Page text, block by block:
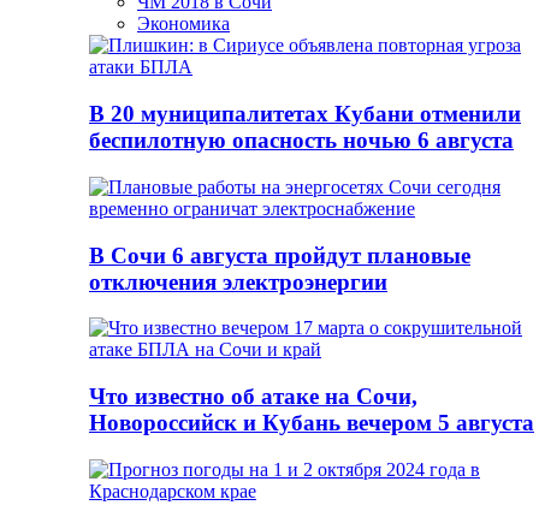
Экономика
В 20 муниципалитетах Кубани отменили
беспилотную опасность ночью 6 августа
В Сочи 6 августа пройдут плановые
отключения электроэнергии
Что известно об атаке на Сочи,
Новороссийск и Кубань вечером 5 августа